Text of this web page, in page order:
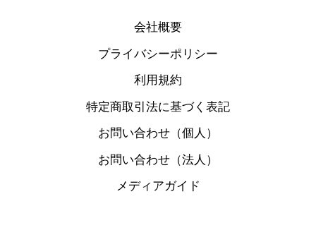
会社概要
プライバシーポリシー
利用規約
特定商取引法に基づく表記
お問い合わせ（個人）
お問い合わせ（法人）
メディアガイド